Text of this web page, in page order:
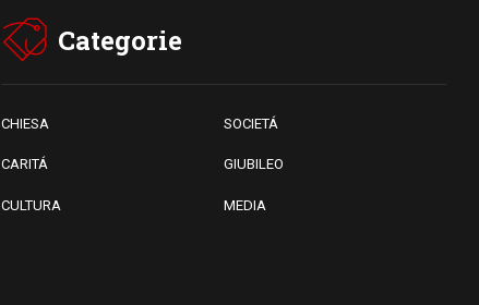
Vangelo abbatte i muri che
Categorie
CHIESA SOCIETÁ
CARITÁ GIUBILEO
CULTURA MEDIA